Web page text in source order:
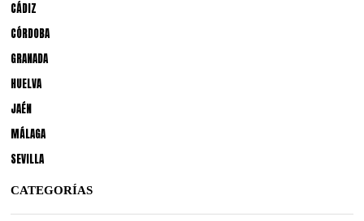
CÁDIZ
CÓRDOBA
GRANADA
HUELVA
JAÉN
MÁLAGA
SEVILLA
CATEGORÍAS